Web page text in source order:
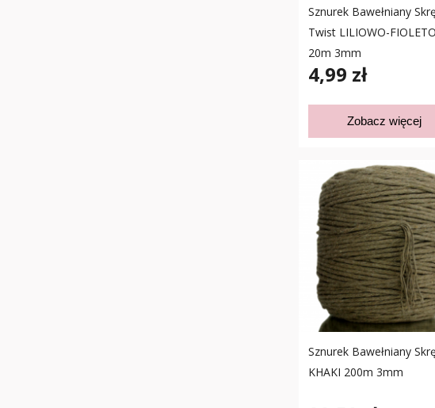
Sznurek Bawełniany
Twist LILIOWO-
20m 3mm
4,99 zł
Zobacz więcej
Sznurek Bawełniany
KHAKI 200m 3mm